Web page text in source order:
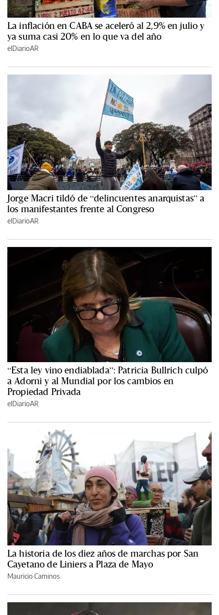
La inflación en CABA se aceleró al 2,9% en julio y
ya suma casi 20% en lo que va del año
elDiarioAR
Jorge Macri tildó de “delincuentes anarquistas” a
los manifestantes frente al Congreso
elDiarioAR
“Esta ley vino endiablada”: Patricia Bullrich culpó
a Adorni y al Mundial por los cambios en
Propiedad Privada
elDiarioAR
La historia de los diez años de marchas por San
Cayetano de Liniers a Plaza de Mayo
Mauricio Caminos